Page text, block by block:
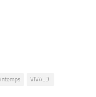
VIVALDI